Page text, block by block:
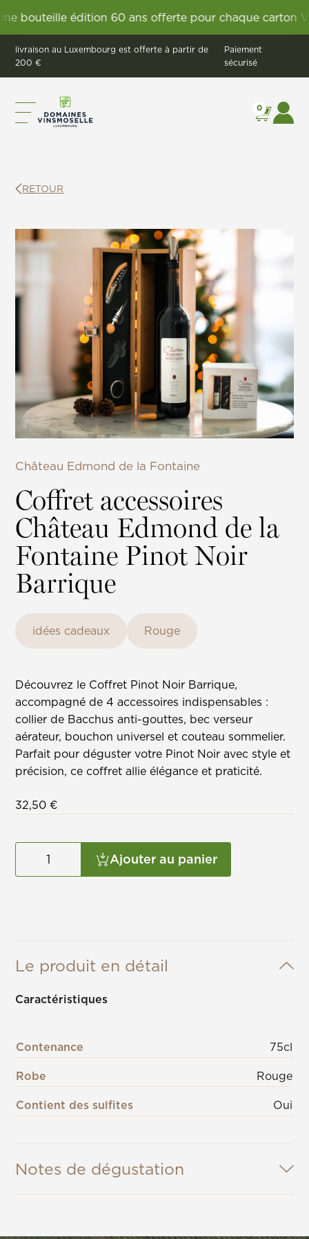
édition 60 ans offerte pour chaque carton
livraison au Luxembourg est offerte à partir de
200 €
Paiement
sécurisé
0
RETOUR
Château Edmond de la Fontaine
Coffret accessoires
Château Edmond de la
Fontaine Pinot Noir
Barrique
idées cadeaux Rouge
Découvrez le Coffret Pinot Noir Barrique,
accompagné de 4 accessoires indispensables :
collier de Bacchus anti-gouttes, bec verseur
aérateur, bouchon universel et couteau sommelier.
Parfait pour déguster votre Pinot Noir avec style et
précision, ce coffret allie élégance et praticité.
32,50€
Ajouter au panier
Le produit en détail
Caractéristiques
Contenance
75cl
Robe
Rouge
Contient des sulfites
Oui
Notes de dégustation